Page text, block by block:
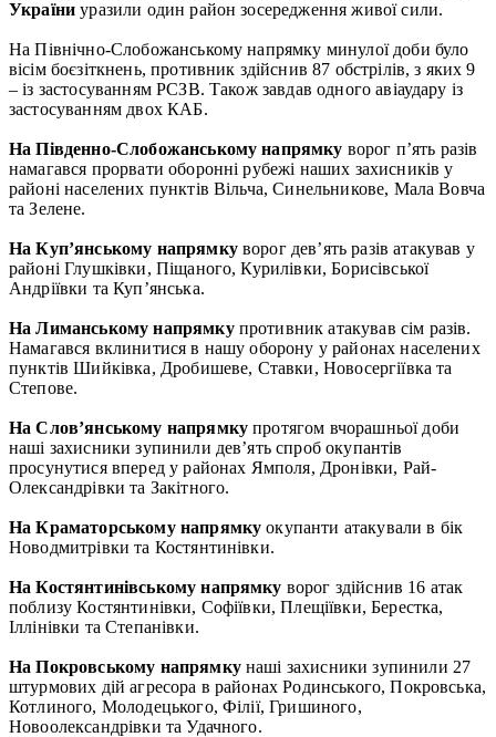
Україниуразили один район зосередження живої сили.
На Північно-Слобожанському напрямку минулої доби було
вісім боєзіткнень, противник здійснив 87 обстрілів, з яких 9
– із застосуванням РСЗВ. Також завдав одного авіаудару із
застосуванням двох КАБ.
На Південно-Слобожанському напрямку ворог п’ять разів
намагався прорвати оборонні рубежі наших захисників у
районі населених пунктів Вільча, Синельникове, Мала Вовча
та Зелене.
На Куп’янському напрямку ворог дев’ять разів атакував у
районі Глушківки, Піщаного, Курилівки, Борисівської
Андріївки та Куп’янська.
На Лиманському напрямку противник атакував сім разів.
Намагався вклинитися в нашу оборону у районах населених
пунктів Шийківка, Дробишеве, Ставки, Новосергіївка та
Степове.
На Слов’янському напрямку протягом вчорашньої доби
наші захисники зупинили дев’ять спроб окупантів
просунутися вперед у районах Ямполя, Дронівки, Рай-
Олександрівки та Закітного.
На Краматорському напрямку окупанти атакували в бік
Новодмитрівки та Костянтинівки.
На Костянтинівському напрямку ворог здійснив 16 атак
поблизу Костянтинівки, Софіївки, Плещіївки, Берестка,
Іллінівки та Степанівки.
На Покровському напрямку наші захисники зупинили 27
штурмових дій агресора в районах Родинського, Покровська,
Котлиного, Молодецького, Філії, Гришиного,
Новоолександрівки та Удачного.